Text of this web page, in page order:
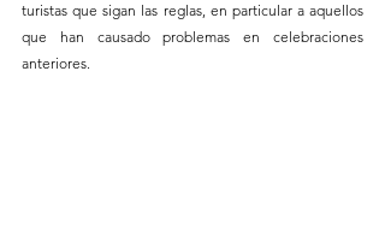
turistas que sigan las reglas, en particular a aquellos
que han causado problemas en celebraciones
anteriores.